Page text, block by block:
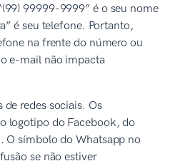
99999-9999” é o seu nome
é seu telefone. Portanto,
na frente do número ou
e-mail não impacta
redes sociais. Os
logotipo do Facebook, do
O símbolo do Whatsapp no
se não estiver